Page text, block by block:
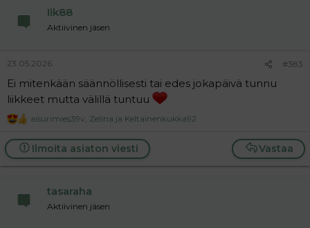
Iik88
Aktiivinen jäsen
23.05.2026 #383
Ei mitenkään säännöllisesti tai edes jokapäivä tunnu
liikkeet mutta välillä tuntuu
R
a
c
t
aisurimies39v Zelina ja Keltainenkukka92
Vastaa
Ilmoita asiaton viesti
tasaraha
Aktiivinen jäsen